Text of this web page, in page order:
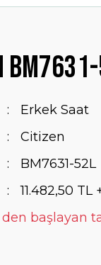
Erkek Saat
Citizen
BM7631-52L
11.482,50 TL
den başlayan